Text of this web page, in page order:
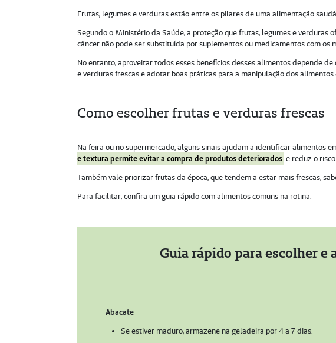
Frutas, legumes e verduras estão entre os pilares de uma alimentação
Segundo o Ministério da Saúde, a proteção que frutas, legumes e verduras
câncer não pode ser substituída por suplementos ou medicamentos com os
No entanto, aproveitar todos esses benefícios desses alimentos depende
e verduras frescas e adotar boas práticas para a manipulação dos alimentos
Como escolher frutas e verduras frescas
Na feira ou no supermercado, alguns sinais ajudam a identificar alimentos
e textura permite evitar a compra de produtos deteriorados e reduz o
Também vale priorizar frutas da época, que tendem a estar mais frescas,
Para facilitar, confira um guia rápido com alimentos comuns na rotina.
Guia rápido para escolher e
Abacate
Se estiver maduro, armazene na geladeira por 4 a 7 dias.